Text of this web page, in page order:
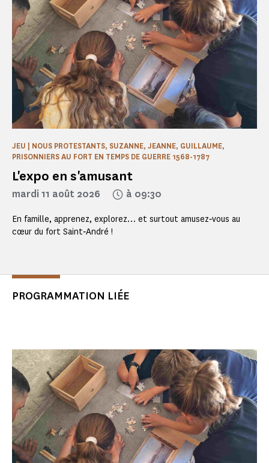
L'expo en s'amusant
JEU | NOUS PROTESTANTS, SUZANNE, JEANNE, GUILLAUME,
PRISONNIERS AU FORT EN TEMPS DE GUERRE 1568-1787
mardi 11 août 2026 à 09:30
En famille, apprenez, explorez… et surtout amusez‑vous au
cœur du fort Saint‑André !
PROGRAMMATION LIÉE